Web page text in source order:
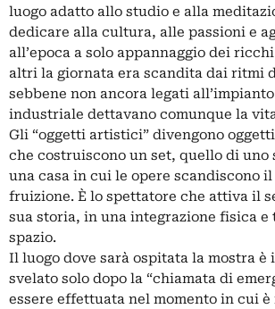
luogo adatto allo studio e alla
dedicare alla cultura, alle passioni e
all’epoca a solo appannaggio dei
altri la giornata era scandita dai ritmi
sebbene non ancora legati
industriale dettavano comunque la
Gli “oggetti artistici” divengono
che costruiscono un set, quello di uno
una casa in cui le opere scandiscono
fruizione. È lo spettatore che attiva il
sua storia, in una integrazione fisica e
spazio.
Il luogo dove sarà ospitata la mostra è
svelato solo dopo la “chiamata di
essere effettuata nel momento in cui